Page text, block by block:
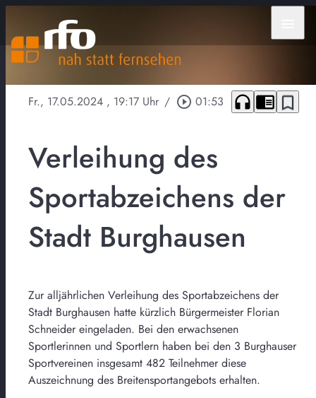
Fr., 17.05.2024 , 19:17 Uhr / play_circle_outline 01:53 headphones chrome_reader_mode bookmark_border
Verleihung des
Sportabzeichens der
Stadt Burghausen
Zur alljährlichen Verleihung des Sportabzeichens der
Stadt Burghausen hatte kürzlich Bürgermeister Florian
Schneider eingeladen. Bei den erwachsenen
Sportlerinnen und Sportlern haben bei den 3 Burghauser
Sportvereinen insgesamt 482 Teilnehmer diese
Auszeichnung des Breitensportangebots erhalten.